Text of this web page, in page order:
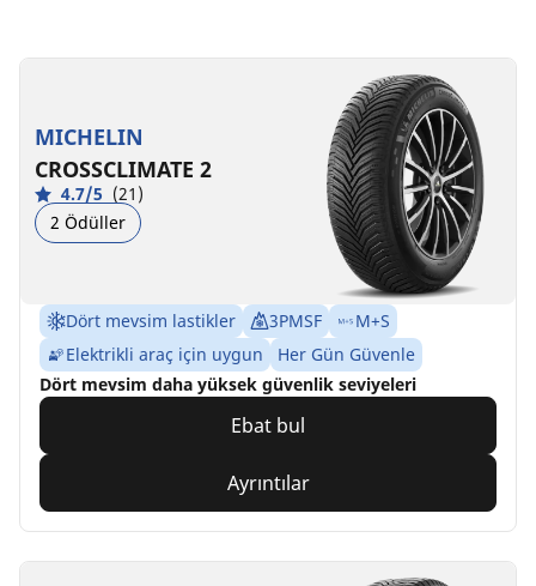
MICHELIN
CROSSCLIMATE 2
4.7/5 (21)
2 Ödüller
Dört mevsim lastikler 3PMSF
M+S
Elektrikli araç için uygun
Her Gün Güvenle
Dört mevsim daha yüksek güvenlik seviyeleri
Ebat bul
Ayrıntılar